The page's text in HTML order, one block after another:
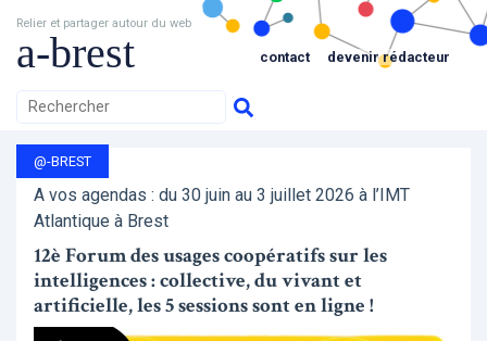
Relier et partager autour du web
a-brest contact devenir rédacteur
@-BREST
A vos agendas : du 30 juin au 3 juillet 2026 à l’IMT
Atlantique à Brest
12è Forum des usages coopératifs sur les
intelligences : collective, du vivant et
artificielle, les 5 sessions sont en ligne !